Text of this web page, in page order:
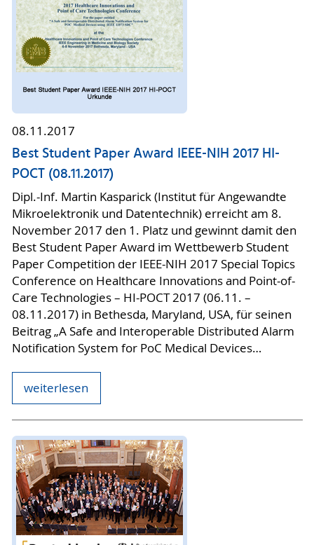
08.11.2017
Best Student Paper Award IEEE-NIH 2017 HI-
POCT (08.11.2017)
Dipl.-Inf. Martin Kasparick (Institut für Angewandte
Mikroelektronik und Datentechnik) erreicht am 8.
November 2017 den 1. Platz und gewinnt damit den
Best Student Paper Award im Wettbewerb Student
Paper Competition der IEEE-NIH 2017 Special Topics
Conference on Healthcare Innovations and Point-of-
Care Technologies – HI-POCT 2017 (06.11. –
08.11.2017) in Bethesda, Maryland, USA, für seinen
Beitrag „A Safe and Interoperable Distributed Alarm
Notification System for PoC Medical Devices…
weiterlesen